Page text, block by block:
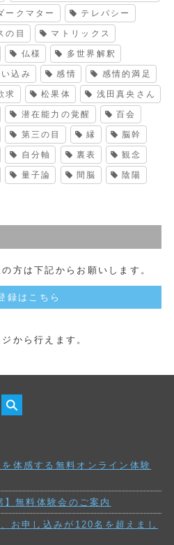
ークマター テレパシー
の目 マトリックス
仏様 多世界解釈
い込み 感情 感情的満足
求 松果体 浅田真央さん
潜在能力の覚醒 百会
第三の目 縁 脳幹
自分軸 裏表 観念
量子論 間脳 陰陽
方は下記からお願いします。
録はこちら
から行えます。
体感する無料オンライン体験
】無料体験会のご案内
お申し込みが120名を超えまし